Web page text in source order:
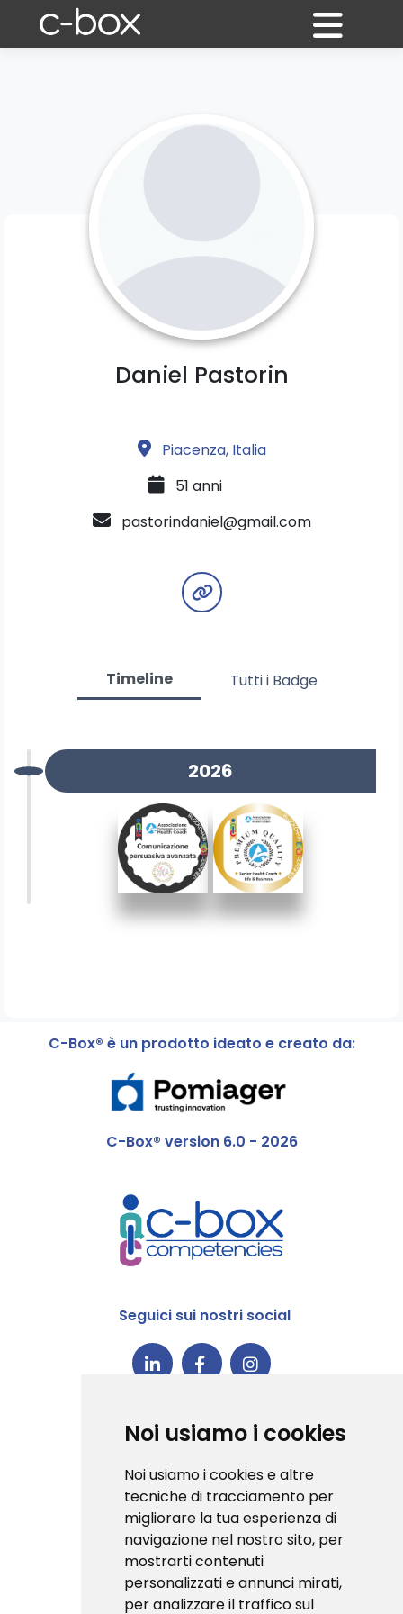
Noi usiamo i cookies
Noi usiamo i cookies e altre
tecniche di tracciamento per
migliorare la tua esperienza di
navigazione nel nostro sito, per
mostrarti contenuti
personalizzati e annunci mirati,
per analizzare il traffico sul
Daniel Pastorin
Piacenza, Italia
51 anni
pastorindaniel@gmail.com
Timeline Tutti i Badge
2026
C-Box® è un prodotto ideato e creato da:
C-Box® version 6.0 - 2026
Seguici sui nostri social
C-Box® è la prima piattaforma in
Italia ad aver conseguito la
certificazione 1EdTech Open
Badge v3.0
Badge validator